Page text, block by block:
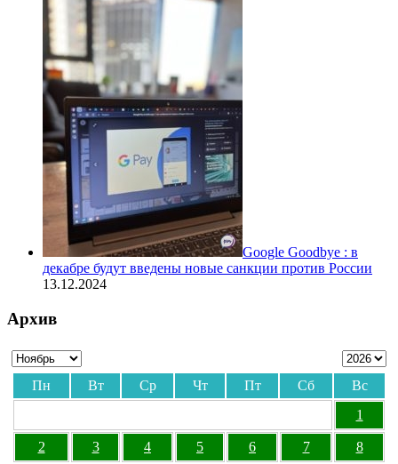
Google Goodbye : в
декабре будут введены новые санкции против России
13.12.2024
Архив
Пн Вт Ср Чт Пт Сб
Вс
1
2 3 4 5 6 7 8